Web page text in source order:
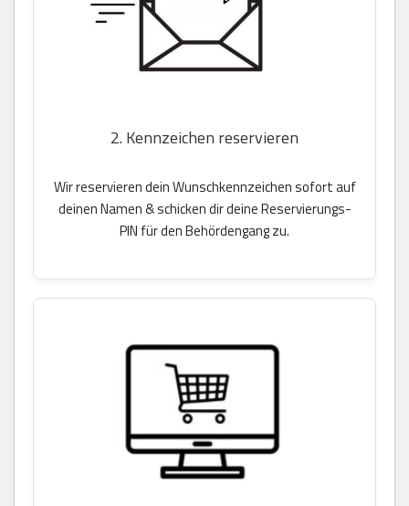
2. Kennzeichen reservieren
Wir reservieren dein Wunschkennzeichen sofort auf
deinen Namen & schicken dir deine Reservierungs-
PIN für den Behördengang zu.